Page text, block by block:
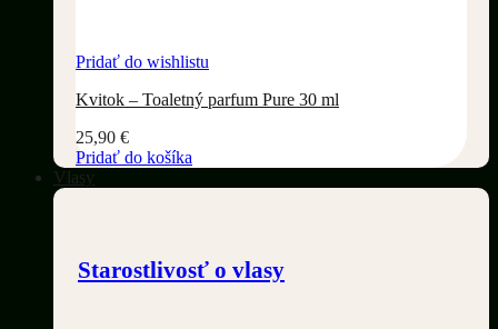
Pridať do wishlistu
Kvitok – Toaletný parfum Pure 30 ml
25,90 €
Pridať do košíka
Vlasy
Starostlivosť o vlasy